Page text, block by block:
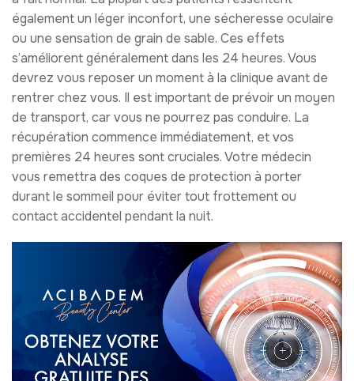
également un léger inconfort, une sécheresse oculaire
ou une sensation de grain de sable. Ces effets
s’améliorent généralement dans les 24 heures. Vous
devrez vous reposer un moment à la clinique avant de
rentrer chez vous. Il est important de prévoir un moyen
de transport, car vous ne pourrez pas conduire. La
récupération commence immédiatement, et vos
premières 24 heures sont cruciales. Votre médecin
vous remettra des coques de protection à porter
durant le sommeil pour éviter tout frottement ou
contact accidentel pendant la nuit.